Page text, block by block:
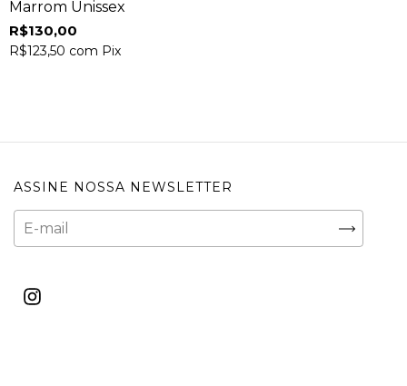
Marrom Unissex
R$130,00
R$123,50 com Pix
ASSINE NOSSA NEWSLETTER